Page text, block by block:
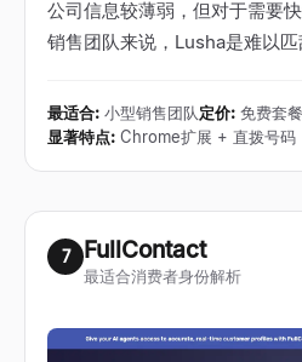
公司信息较薄弱，但对于需要
销售团队来说，Lusha是难以匹
最适合: 小型销售团队定价: 免费套
显著特点: Chrome扩展 + 直拨号码
7 FullContact
最适合消费者身份解析